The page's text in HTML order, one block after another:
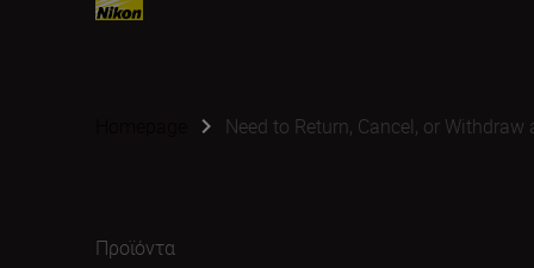
Need to Return, Cancel, or Withdraw
Προϊόντα